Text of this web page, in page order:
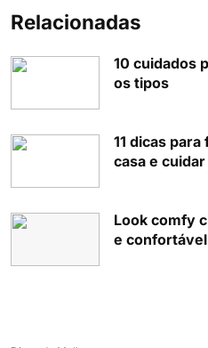
Relacionadas
10 cuidados
os tipos
11 dicas
casa e
Look comfy
e